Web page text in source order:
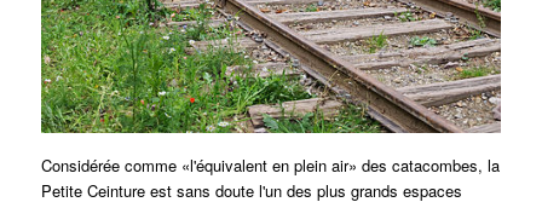
Considérée comme «l'équivalent en plein air» des catacombes, la
Petite Ceinture est sans doute l'un des plus grands espaces